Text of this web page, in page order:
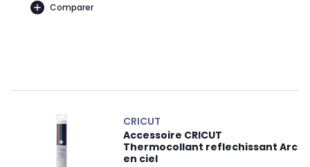
Comparer
CRICUT
Accessoire CRICUT
Thermocollant reflechissant Arc
en ciel